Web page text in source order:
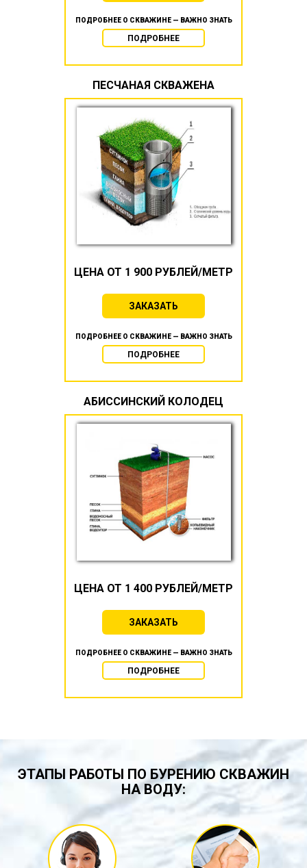
ПОДРОБНЕЕ О СКВАЖИНЕ — ВАЖНО ЗНАТЬ
ПОДРОБНЕЕ
ПЕСЧАНАЯ СКВАЖЕНА
ЦЕНА ОТ 1 900 РУБЛЕЙ/МЕТР
ЗАКАЗАТЬ
ПОДРОБНЕЕ О СКВАЖИНЕ — ВАЖНО ЗНАТЬ
ПОДРОБНЕЕ
АБИССИНСКИЙ КОЛОДЕЦ
ЦЕНА ОТ 1 400 РУБЛЕЙ/МЕТР
ЗАКАЗАТЬ
ПОДРОБНЕЕ О СКВАЖИНЕ — ВАЖНО ЗНАТЬ
ПОДРОБНЕЕ
ЭТАПЫ РАБОТЫ ПО БУРЕНИЮ СКВАЖИН
НА ВОДУ: